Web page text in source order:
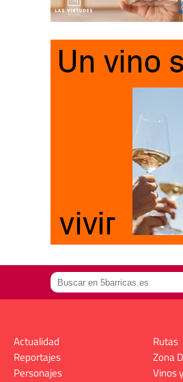
Actualidad
Reportajes
Personajes
Rutas
Zona
Vinos